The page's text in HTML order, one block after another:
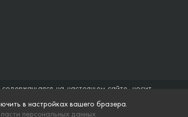
на настоящем сайте, носит
оферта). Компания Точка опоры
к нему в любое время. Технические
в настройках вашего бразера.
персональных данных